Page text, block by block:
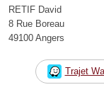
RETIF David
8 Rue Boreau
49100 Angers
Trajet